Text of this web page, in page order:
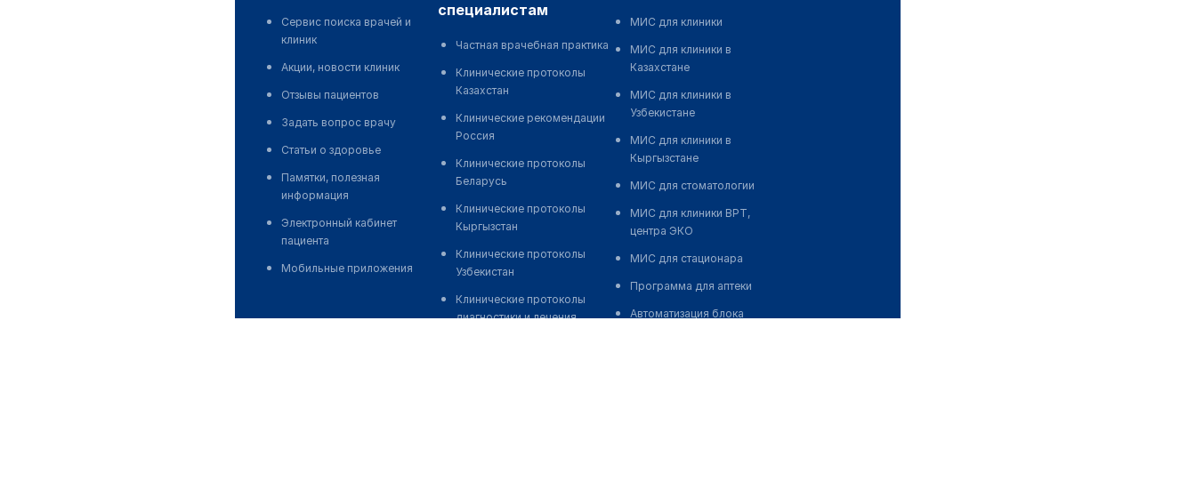
Сервис поиска врачей и
клиник
Акции, новости клиник
Отзывы пациентов
Задать вопрос врачу
Статьи о здоровье
Памятки, полезная
информация
Электронный кабинет
пациента
Мобильные приложения
специалистам
Частная врачебная практика
Клинические протоколы
Казахстан
Клинические рекомендации
Россия
Клинические протоколы
Беларусь
Клинические протоколы
Кыргызстан
Клинические протоколы
Узбекистан
Клинические протоколы
диагностики и лечения
МИС для клиники
МИС для клиники в
Казахстане
МИС для клиники в
Узбекистане
МИС для клиники в
Кыргызстане
МИС для стоматологии
МИС для клиники ВРТ,
центра ЭКО
МИС для стационара
Программа для аптеки
Автоматизация блока